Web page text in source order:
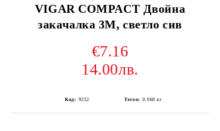
VIGAR COMPACT Двойна
закачалка 3М, светло сив
€7.16
14.00лв.
Код: 9252 Тегло: 0.068 кг